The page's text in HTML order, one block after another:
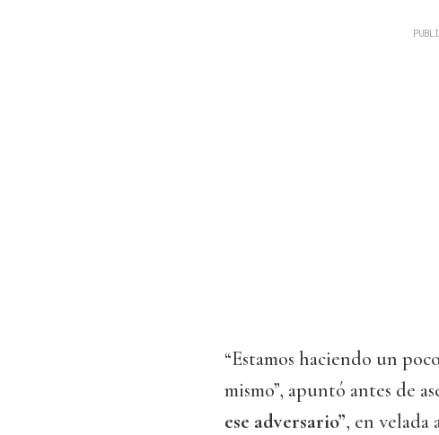
“Estamos haciendo un
mismo”, apuntó antes de
ese adversario”, en velada